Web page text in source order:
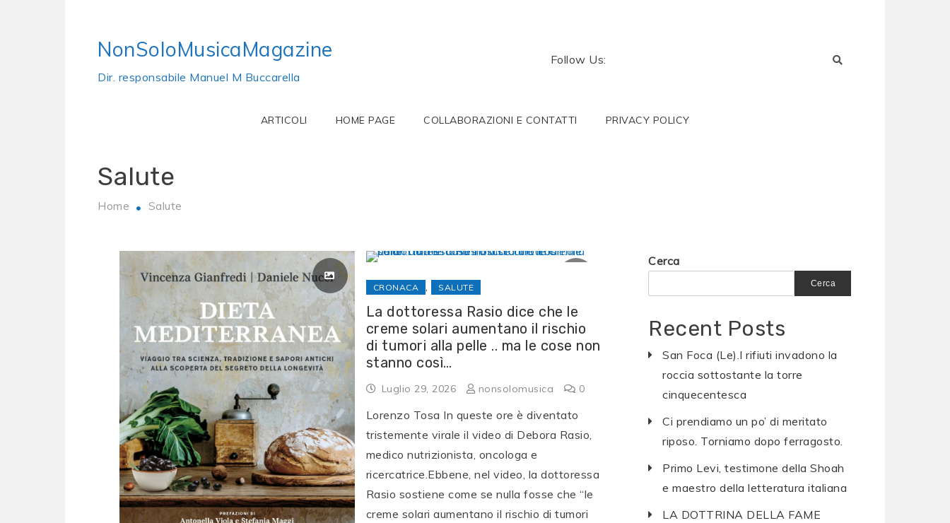
contentNonSoloMusicaMagazine
Dir. responsabile Manuel M Buccarella
Follow Us:
ARTICOLI HOME PAGE COLLABORAZIONI E CONTATTI PRIVACY POLICY
Salute
Home Salute
CRONACA , SALUTE
La dottoressa Rasio dice che le
creme solari aumentano il rischio
di tumori alla pelle .. ma le cose non
stanno così…
Luglio 29, 2026 nonsolomusica 0
Lorenzo Tosa In queste ore è diventato
tristemente virale il video di Debora Rasio,
medico nutrizionista, oncologa e
ricercatrice.Ebbene, nel video, la dottoressa
Rasio sostiene come se nulla fosse che “le
creme solari aumentano il rischio di tumori
Cerca
Cerca
Recent Posts
San Foca (Le).I rifiuti invadono la
roccia sottostante la torre
cinquecentesca
Ci prendiamo un po’ di meritato
riposo. Torniamo dopo ferragosto.
Primo Levi, testimone della Shoah
e maestro della letteratura italiana
LA DOTTRINA DELLA FAME